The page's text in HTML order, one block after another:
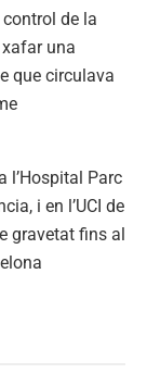
de la
una
que circulava
l’Hospital Parc
i en l’UCI de
gravetat fins al